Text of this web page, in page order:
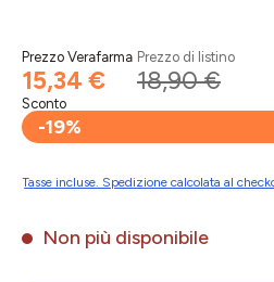
Prezzo Verafarma
15,34 €
Prezzo di listino
18,90 €
Sconto
-19%
Tasse incluse. Spedizione calcolata al
Non più disponibile